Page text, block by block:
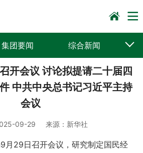
集团要闻 综合新闻
党建动态 普遍服务
企业文化
开会议 讨论拟提请二十届四
中共中央总书记习近平主持
会议
09-29 来源： 新华社
29日召开会议，研究制定国民经